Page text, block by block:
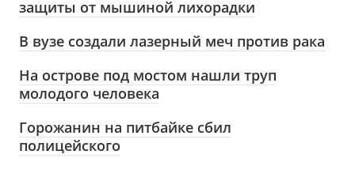
защиты от мышиной лихорадки
В вузе создали лазерный меч против рака
На острове под мостом нашли труп
молодого человека
Горожанин на питбайке сбил
полицейского